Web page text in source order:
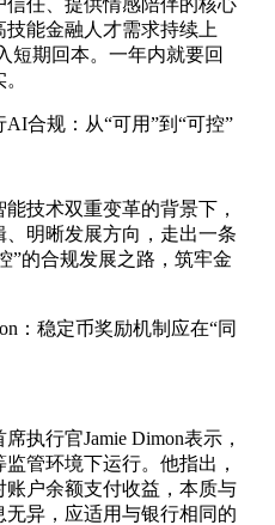
能金融人才需求持续上
短期回本。一年内就要回
合规：从“可用”到“可控”
技术双重变革的背景下，
明晰发展方向，走出一条
”的合规发展之路，筑牢金
：稳定币奖励机制应在“同
执行官Jamie Dimon表示，
管环境下运行。他指出，
户余额支付收益，本质与
异，应适用与银行相同的